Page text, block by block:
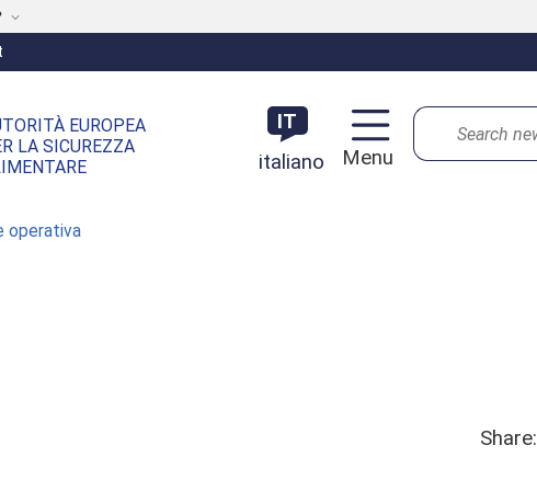
EUROPEA
LA SICUREZZA
IT
italiano
Menu
Search
operativa
Share: